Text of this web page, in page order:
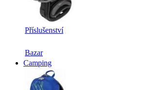
Příslušenství
Bazar
Camping